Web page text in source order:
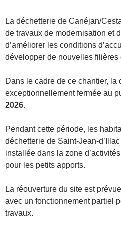
La déchetterie de Canéjan/
de travaux de modernisation et
d’améliorer les conditions
développer de nouvelles
Dans le cadre de ce chantier, la
exceptionnellement fermée au
2026.
Pendant cette période, les
déchetterie de Saint-Jean-
installée dans la zone
pour les petits apports.
La réouverture du site est
avec un fonctionnement partiel
travaux.